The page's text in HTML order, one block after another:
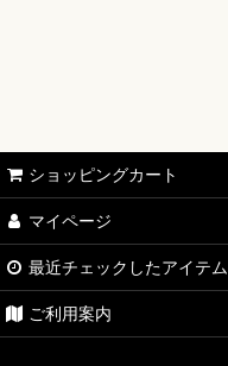
ショッピングカート
マイページ
最近チェックしたアイテム
ご利用案内